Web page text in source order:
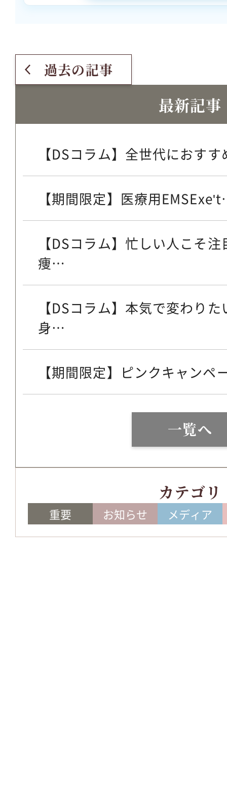
過去の記事
最新記事
【DSコラム】全世代におす
【期間限定】医療用
【DSコラム】忙しい人こそ
痩…
【DSコラム】本気で変わり
身…
【期間限定】ピンクキャンペ
一覧へ
カテゴリ
重要 お知らせ メディア